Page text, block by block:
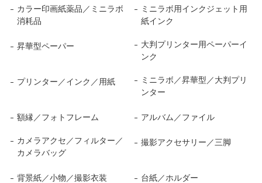
カラー印画紙薬品／ミニラボ
消耗品
ミニラボ用インクジェット用
紙インク
昇華型ペーパー
大判プリンター用ペーパーイ
ンク
プリンター／インク／用紙
ミニラボ／昇華型／大判プリ
ンター
額縁／フォトフレーム アルバム／ファイル
カメラアクセ／フィルター／
カメラバッグ
撮影アクセサリー／三脚
背景紙／小物／撮影衣装 台紙／ホルダー